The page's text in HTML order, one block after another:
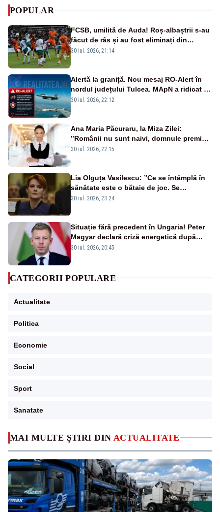
MAI MULTE ȘTIRI DIN ACTUALITATE
POPULAR
FCSB, umilită de Auda! Roș-albaștrii s-au
făcut de râs și au fost eliminați din
Conference League
30 iul. 2026, 21:14
Alertă la graniță. Nou mesaj RO-Alert în
nordul județului Tulcea. MApN a ridicat de
la sol două avioane F-16
30 iul. 2026, 22:12
Ana Maria Păcuraru, la Miza Zilei:
”Românii nu sunt naivi, domnule premier
Bolojan”
30 iul. 2026, 22:15
Lia Olguța Vasilescu: ”Ce se întâmplă în
sănătate este o bătaie de joc. Se
guvernează extraordinar de prost”
30 iul. 2026, 23:24
Situație fără precedent în Ungaria! Peter
Magyar declară criză energetică după
oprirea centralei de la Paks
30 iul. 2026, 20:45
CATEGORII POPULARE
Actualitate
Politica
Economie
Social
Sport
Sanatate